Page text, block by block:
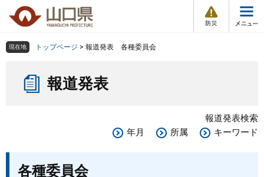
の
ー
メ
組織で探す
Other Languages
くらし・環境
現在地 トップページ > 報道発表 各種委員会
報道発表
報道発表検索
年月
所属 キーワード
各種委員会